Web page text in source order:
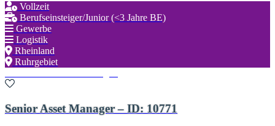
Vollzeit
Berufseinsteiger/Junior (<3 Jahre BE)
Gewerbe
Logistik
Rheinland
Ruhrgebiet
Senior Asset Manager – ID: 10771